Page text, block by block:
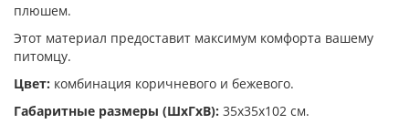
плюшем.
Этот материал предоставит максимум комфорта вашему
питомцу.
Цвет: комбинация коричневого и бежевого.
Габаритные размеры (ШхГхВ): 35х35х102 см.